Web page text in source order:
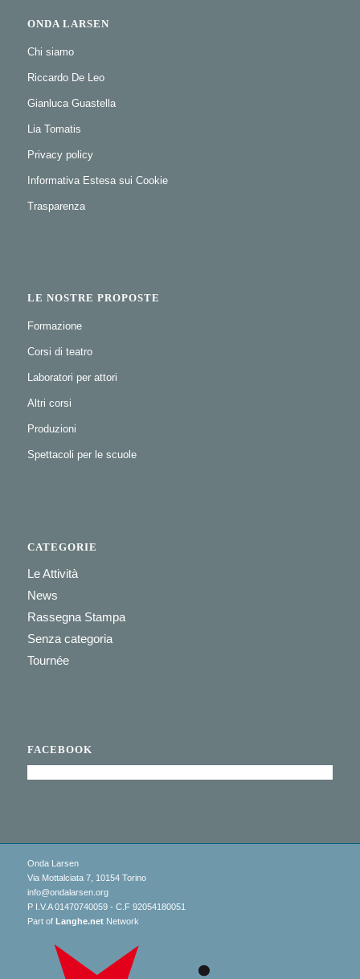
ONDA LARSEN
Chi siamo
Riccardo De Leo
Gianluca Guastella
Lia Tomatis
Privacy policy
Informativa Estesa sui Cookie
Trasparenza
LE NOSTRE PROPOSTE
Formazione
Corsi di teatro
Laboratori per attori
Altri corsi
Produzioni
Spettacoli per le scuole
CATEGORIE
Le Attività
News
Rassegna Stampa
Senza categoria
Tournée
FACEBOOK
Onda Larsen
Via Mottalciata 7, 10154 Torino
info@ondalarsen.org
P I.V.A 01470740059 - C.F 92054180051
Part of Langhe.netNetwork